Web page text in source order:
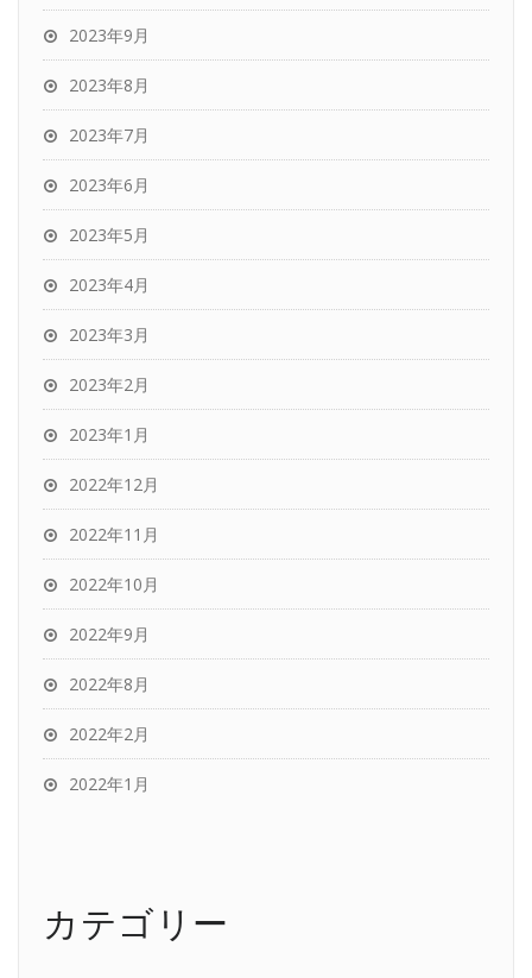
2023年9月
2023年8月
2023年7月
2023年6月
2023年5月
2023年4月
2023年3月
2023年2月
2023年1月
2022年12月
2022年11月
2022年10月
2022年9月
2022年8月
2022年2月
2022年1月
カテゴリー